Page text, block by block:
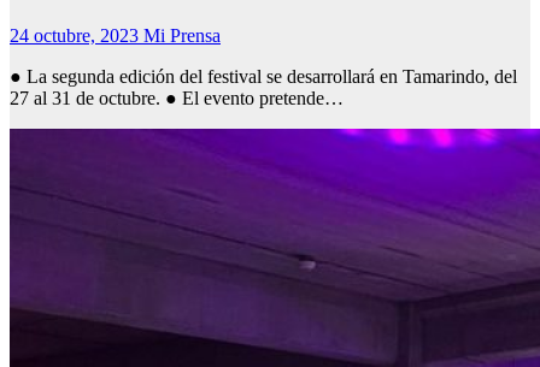
24 octubre, 2023 Mi Prensa
● La segunda edición del festival se desarrollará en Tamarindo, del
27 al 31 de octubre. ● El evento pretende…